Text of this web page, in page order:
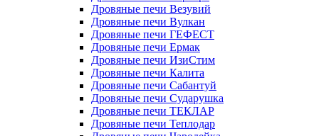
Дровяные печи Везувий
Дровяные печи Вулкан
Дровяные печи ГЕФЕСТ
Дровяные печи Ермак
Дровяные печи ИзиСтим
Дровяные печи Калита
Дровяные печи Сабантуй
Дровяные печи Сударушка
Дровяные печи ТЕКЛАР
Дровяные печи Теплодар